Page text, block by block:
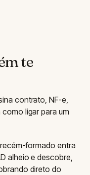
te
contrato, NF-e,
ligar para um
formado entra
alheio e descobre,
direto do